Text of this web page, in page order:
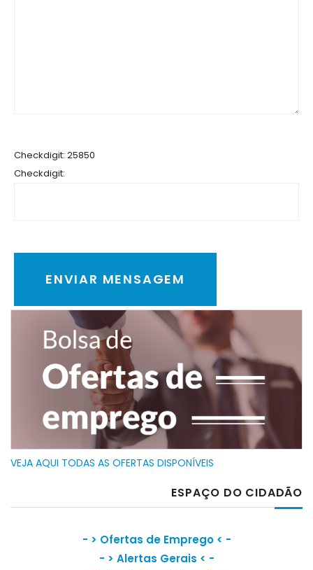
Checkdigit: 25850
Checkdigit:
VEJA AQUI TODAS AS OFERTAS DISPONÍVEIS
ESPAÇO DO CIDADÃO
- > Ofertas de Emprego< -
- > Alertas Gerais < -